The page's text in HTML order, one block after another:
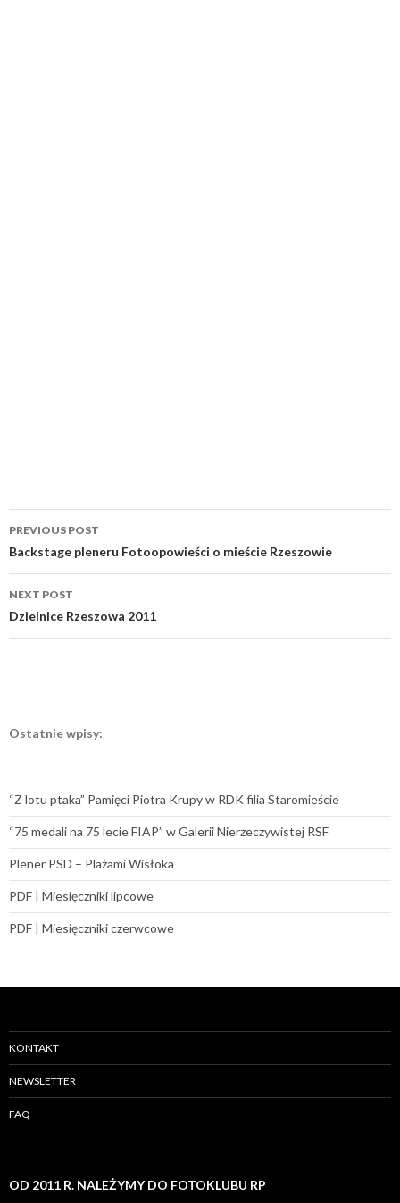
Post
navigation
PREVIOUS POST
Backstage pleneru Fotoopowieści o mieście Rzeszowie
NEXT POST
Dzielnice Rzeszowa 2011
Ostatnie wpisy:
“Z lotu ptaka” Pamięci Piotra Krupy w RDK filia Staromieście
“75 medali na 75 lecie FIAP” w Galerii Nierzeczywistej RSF
Plener PSD – Plażami Wisłoka
PDF | Miesięczniki lipcowe
PDF | Miesięczniki czerwcowe
KONTAKT
NEWSLETTER
FAQ
OD 2011 R. NALEŻYMY DO FOTOKLUBU RP